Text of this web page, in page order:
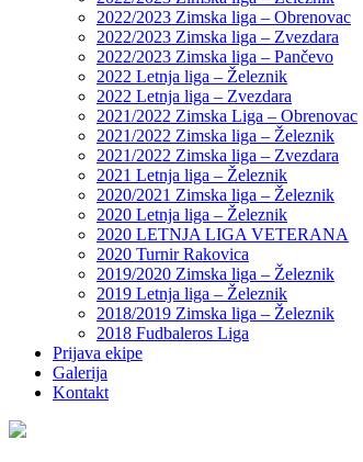
2022/2023 Zimska liga – Obrenovac
2022/2023 Zimska liga – Zvezdara
2022/2023 Zimska liga – Pančevo
2022 Letnja liga – Železnik
2022 Letnja liga – Zvezdara
2021/2022 Zimska Liga – Obrenovac
2021/2022 Zimska liga – Železnik
2021/2022 Zimska liga – Zvezdara
2021 Letnja liga – Železnik
2020/2021 Zimska liga – Železnik
2020 Letnja liga – Železnik
2020 LETNJA LIGA VETERANA
2020 Turnir Rakovica
2019/2020 Zimska liga – Železnik
2019 Letnja liga – Železnik
2018/2019 Zimska liga – Železnik
2018 Fudbaleros Liga
Prijava ekipe
Galerija
Kontakt